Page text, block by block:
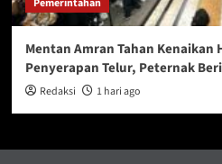
Mentan Amran Tahan Kenaikan
Penyerapan Telur, Peternak
Redaksi 1 hari ago